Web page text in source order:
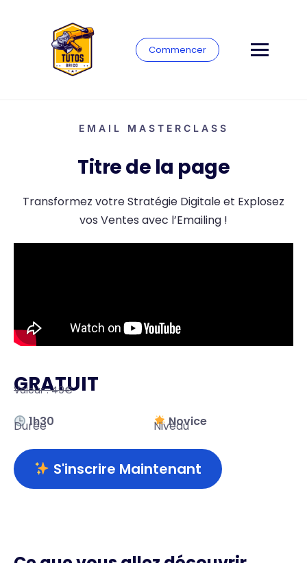
Commencer
EMAIL MASTERCLASS
Titre de la page
Transformez votre Stratégie Digitale et Explosez
vos Ventes avec l’Emailing !
GRATUIT
Valeur : 49€
1h30
Durée Novice
Niveau
S'inscrire Maintenant